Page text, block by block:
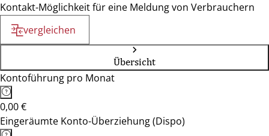
Kontakt-Möglichkeit für eine Meldung von Verbrauchern
vergleichen
Übersicht
Kontoführung pro Monat
0,00 €
Eingeräumte Konto-Überziehung (Dispo)